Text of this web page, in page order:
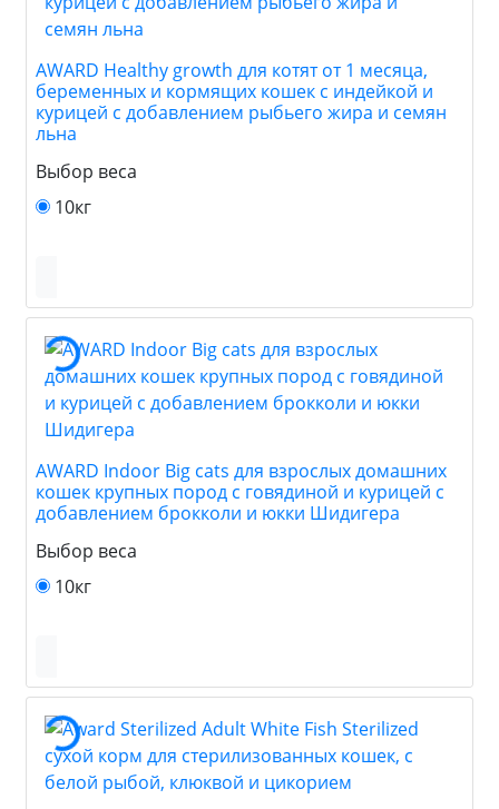
AWARD Healthy growth для котят от 1 месяца,
беременных и кормящих кошек с индейкой и
курицей с добавлением рыбьего жира и семян
льна
Выбор веса
10кг
AWARD Indoor Big cats для взрослых домашних
кошек крупных пород с говядиной и курицей с
добавлением брокколи и юкки Шидигера
Выбор веса
10кг